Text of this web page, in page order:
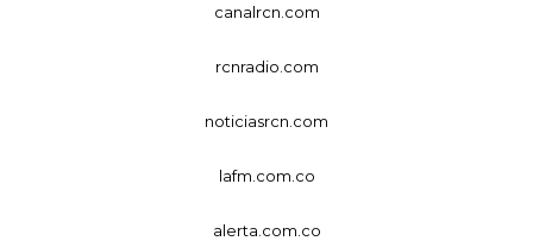
canalrcn.com
rcnradio.com
noticiasrcn.com
lafm.com.co
alerta.com.co